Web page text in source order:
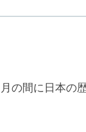
の間に日本の